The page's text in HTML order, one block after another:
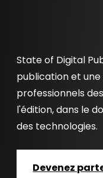
State of Digital
publication et
professionnels
l'édition, dans le
des technologies.
Devenez